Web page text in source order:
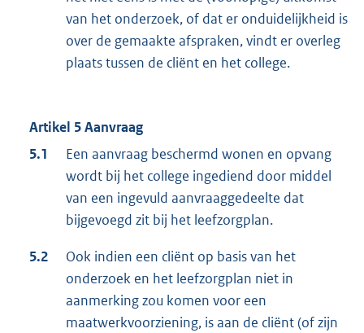
van het onderzoek, of dat er onduidelijkheid is
over de gemaakte afspraken, vindt er overleg
plaats tussen de cliënt en het college.
Artikel 5 Aanvraag
5.1
Een aanvraag beschermd wonen en opvang
wordt bij het college ingediend door middel
van een ingevuld aanvraaggedeelte dat
bijgevoegd zit bij het leefzorgplan.
5.2
Ook indien een cliënt op basis van het
onderzoek en het leefzorgplan niet in
aanmerking zou komen voor een
maatwerkvoorziening, is aan de cliënt (of zijn